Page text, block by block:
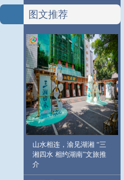
图文推荐
山水相连，渝见湖湘 “三
湘四水 相约湖南”文旅推
介